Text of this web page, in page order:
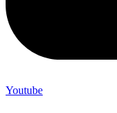
Youtube